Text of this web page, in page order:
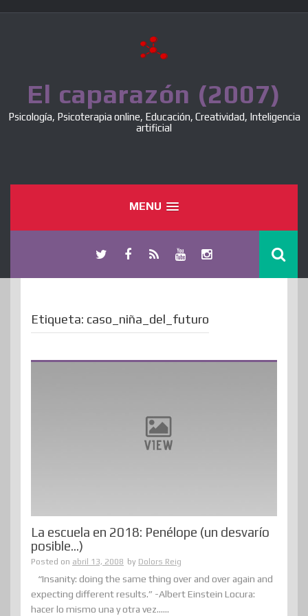
El caparazón (2007)
Psicología, Psicoterapia online, Educación, Creatividad, Inteligencia
artificial
MENU
Etiqueta: caso_niña_del_futuro
La escuela en 2018: Penélope (un desvarío
posible…)
Posted on abril 13, 2008 by Dolors Reig
“Insanity: doing the same thing over and over again and
expecting different results.” -Albert Einstein Locura:
hacer lo mismo una y otra vez......